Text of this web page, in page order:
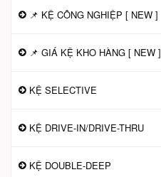
📌 KỆ CÔNG NGHIỆP [ NEW ]
📌 GIÁ KỆ KHO HÀNG [ NEW ]
KỆ SELECTIVE
KỆ DRIVE-IN/DRIVE-THRU
KỆ DOUBLE-DEEP